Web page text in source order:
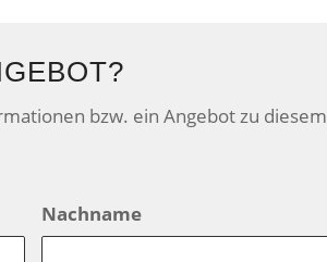
bzw. ein Angebot zu diesem
Nachname